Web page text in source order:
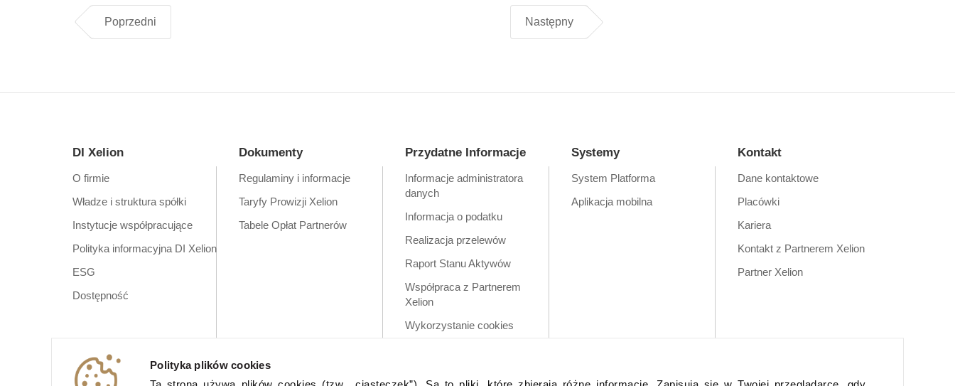
Polityka plików cookies
Poprzedni Następny
DI Xelion
O firmie
Władze i struktura spółki
Instytucje współpracujące
Polityka informacyjna DI Xelion
ESG
Dostępność
Dokumenty
Regulaminy i informacje
Taryfy Prowizji Xelion
Tabele Opłat Partnerów
Przydatne Informacje
Informacje administratora
danych
Informacja o podatku
Realizacja przelewów
Raport Stanu Aktywów
Współpraca z Partnerem
Xelion
Wykorzystanie cookies
Systemy
System Platforma
Aplikacja mobilna
Kontakt
Dane kontaktowe
Placówki
Kariera
Kontakt z Partnerem Xelion
Partner Xelion